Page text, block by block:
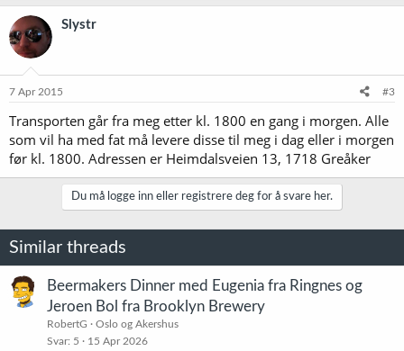
a
k
s
j
o
e
:
Slystr
7 Apr 2015 #3
Transporten går fra meg etter kl. 1800 en gang i morgen. Alle
som vil ha med fat må levere disse til meg i dag eller i morgen
før kl. 1800. Adressen er Heimdalsveien 13, 1718 Greåker
Du må logge inn eller registrere deg for å svare her.
Similar threads
Beermakers Dinner med Eugenia fra Ringnes og
Jeroen Bol fra Brooklyn Brewery
RobertG
Oslo og Akershus
Svar 5 15 Apr 2026